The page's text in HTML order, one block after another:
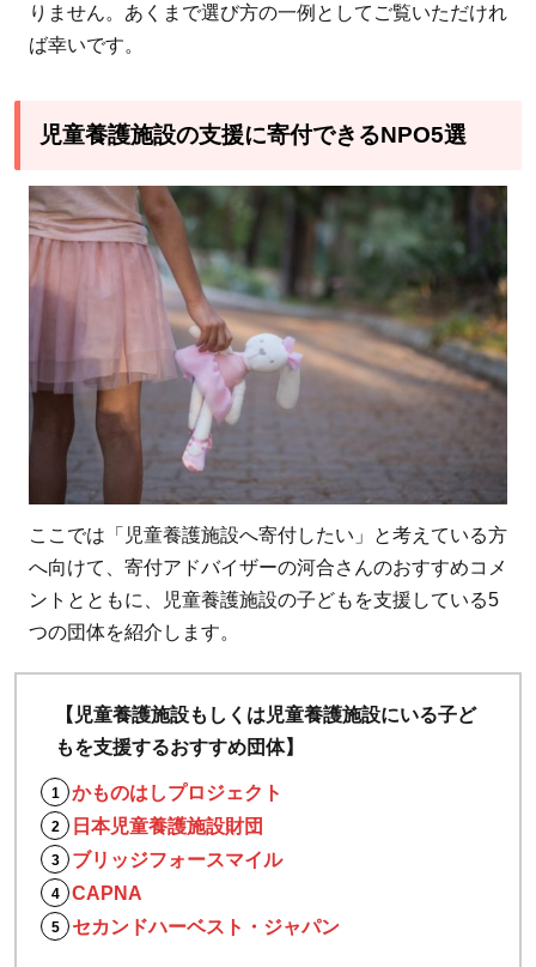
不条
理」
活動
り組
む
【寄
2】
一般
社団
法人
養護
施設
財
団：
団体
なら
では
動に
強み
2.3
【寄
付先
りません。あくまで選び方の一例としてご覧いただけれ
ば幸いです。
児童養護施設の支援に寄付できるNPO5選
ここでは「児童養護施設へ寄付したい」と考えている方
へ向けて、寄付アドバイザーの河合さんのおすすめコメ
ントとともに、児童養護施設の子どもを支援している5
つの団体を紹介します。
【児童養護施設もしくは児童養護施設にいる子ど
もを支援するおすすめ団体】
かものはしプロジェクト
日本児童養護施設財団
ブリッジフォースマイル
CAPNA
セカンドハーベスト・ジャパン